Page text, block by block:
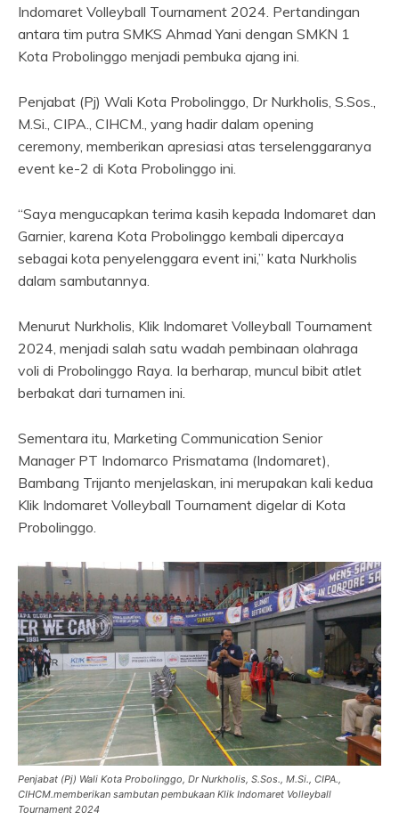
Indomaret Volleyball Tournament 2024. Pertandingan
antara tim putra SMKS Ahmad Yani dengan SMKN 1
Kota Probolinggo menjadi pembuka ajang ini.
Penjabat (Pj) Wali Kota Probolinggo, Dr Nurkholis, S.Sos.,
M.Si., CIPA., CIHCM., yang hadir dalam opening
ceremony, memberikan apresiasi atas terselenggaranya
event ke-2 di Kota Probolinggo ini.
“Saya mengucapkan terima kasih kepada Indomaret dan
Garnier, karena Kota Probolinggo kembali dipercaya
sebagai kota penyelenggara event ini,” kata Nurkholis
dalam sambutannya.
Menurut Nurkholis, Klik Indomaret Volleyball Tournament
2024, menjadi salah satu wadah pembinaan olahraga
voli di Probolinggo Raya. Ia berharap, muncul bibit atlet
berbakat dari turnamen ini.
Sementara itu, Marketing Communication Senior
Manager PT Indomarco Prismatama (Indomaret),
Bambang Trijanto menjelaskan, ini merupakan kali kedua
Klik Indomaret Volleyball Tournament digelar di Kota
Probolinggo.
Penjabat (Pj) Wali Kota Probolinggo, Dr Nurkholis, S.Sos., M.Si., CIPA.,
CIHCM.memberikan sambutan pembukaan Klik Indomaret Volleyball
Tournament 2024